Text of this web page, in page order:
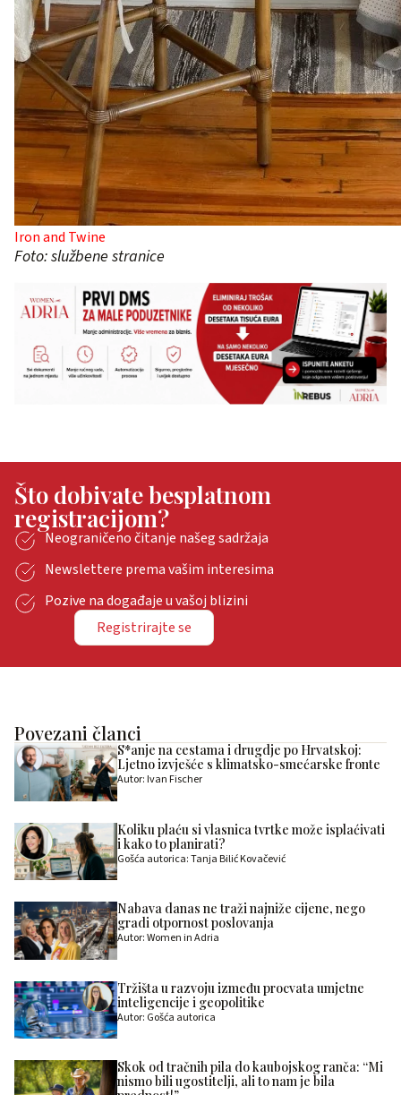
Iron and Twine
Foto: službene stranice
Što dobivate besplatnom
registracijom?
Neograničeno čitanje našeg sadržaja
Newslettere prema vašim interesima
Pozive na događaje u vašoj blizini
Registrirajte se
Povezani članci
S*anje na cestama i drugdje po Hrvatskoj:
Ljetno izvješće s klimatsko-smećarske fronte
Autor: Ivan Fischer
Koliku plaću si vlasnica tvrtke može isplaćivati
i kako to planirati?
Gošća autorica: Tanja Bilić Kovačević
Nabava danas ne traži najniže cijene, nego
gradi otpornost poslovanja
Autor: Women in Adria
Tržišta u razvoju između procvata umjetne
inteligencije i geopolitike
Autor: Gošća autorica
Skok od tračnih pila do kaubojskog ranča: “Mi
nismo bili ugostitelji, ali to nam je bila